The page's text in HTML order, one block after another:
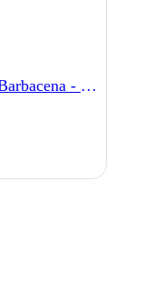
Estação Rodoviária de Barbacena - Barbacena - MG